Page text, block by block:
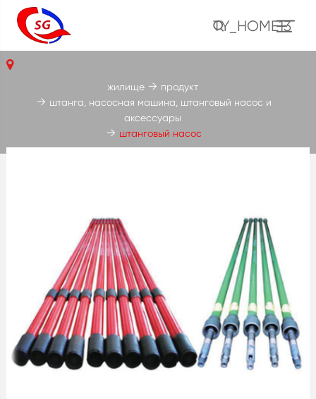
TY_HOME13
жилище
продукт
штанга, насосная машина, штанговый насос и
аксессуары
штанговый насос